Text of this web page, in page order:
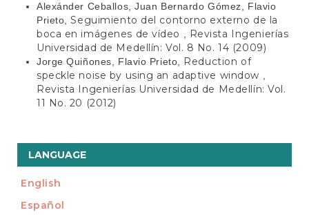
Alexánder Ceballos, Juan Bernardo Gómez, Flavio
Prieto,Seguimiento del contorno externo de la
boca en imágenes de vídeo
Revista Ingenierías
Universidad de Medellín: Vol. 8 No. 14 (2009)
Jorge Quiñones, Flavio Prieto,
Reduction of
speckle noise by using an adaptive window
Revista Ingenierías Universidad de Medellín: Vol.
11 No. 20 (2012)
LANGUAGE
English
Español